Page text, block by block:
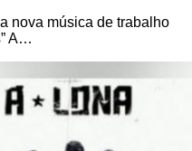
nova música de trabalho
A…